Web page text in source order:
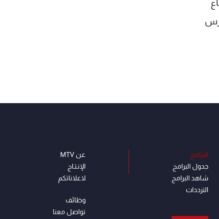
البرامج
جدول البرامج
شاهد البرامج
الترددات
عن MTV
الإنـتـاج
لاعلاناتكم
وظائف
تواصل معنا